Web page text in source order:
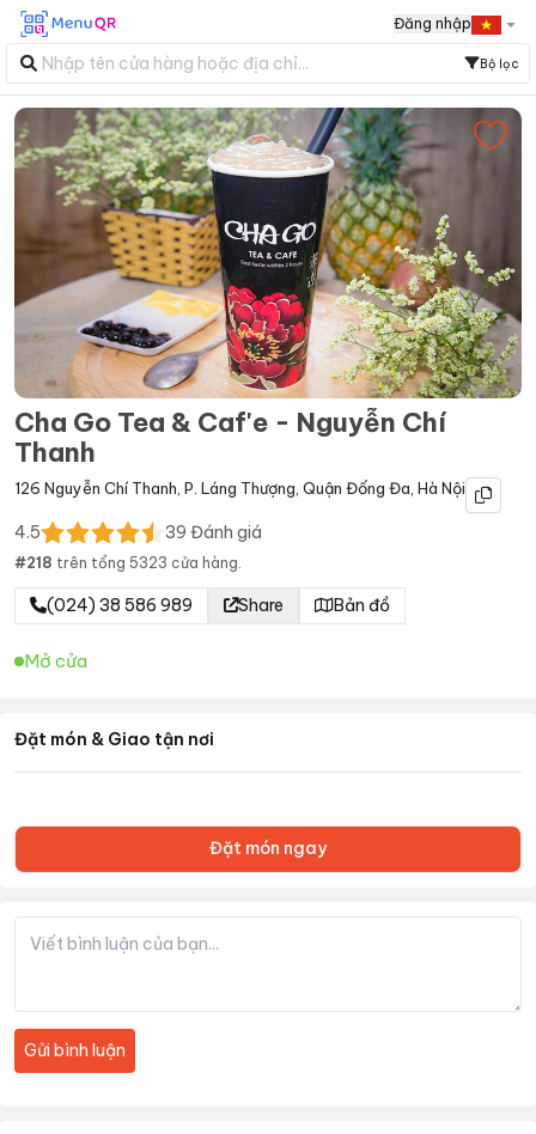
Đăng nhập
Bộ lọc
Cha Go Tea & Caf'e - Nguyễn Chí
Thanh
126 Nguyễn Chí Thanh P. Láng Thượng Quận Đống Đa Hà Nội
4.5 39 Đánh giá
#218 trên tổng 5323 cửa hàng.
(024) 38 586 989 Share Bản đồ
Mở cửa
Đặt món & Giao tận nơi
Đặt món ngay
Gửi bình luận